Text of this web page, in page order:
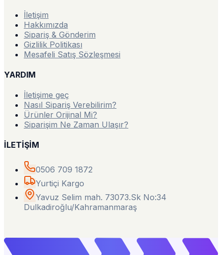
İletişim
Hakkımızda
Sipariş & Gönderim
Gizlilik Politikası
Mesafeli Satış Sözleşmesi
YARDIM
İletişime geç
Nasıl Sipariş Verebilirim?
Ürünler Orijinal Mi?
Siparişim Ne Zaman Ulaşır?
İLETİŞİM
0506 709 1872
Yurtiçi Kargo
Yavuz Selim mah. 73073.Sk No:34
Dulkadiroğlu/Kahramanmaraş